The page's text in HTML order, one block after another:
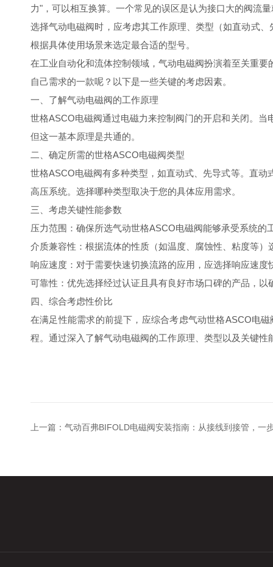
力"，可以相互换算。一个常见的误区是认为接口大的阀流
选择气动电磁阀时，应考虑其工作原理、类型（如直动式
根据具体使用场景来选定最合适的型号。
在工业自动化和流体控制领域，气动电磁阀扮演着至关重
自己需求的一款呢？以下是一些关键的考虑因素。
一、了解气动电磁阀的工作原理
世格ASCO电磁阀通过电磁力来控制阀门的开启和关闭。
但这一基本原理是共通的。
二、确定所需的世格ASCO电磁阀类型
世格ASCO电磁阀有多种类型，如直动式、先导式等。直
高压系统。选择哪种类型取决于您的具体应用需求。
三、考虑关键性能参数
压力范围：确保所选气动世格ASCO电磁阀能够承受系统的
介质兼容性：根据流体的性质（如温度、腐蚀性、粘度等）
响应速度：对于需要快速切换流路的应用，应选择响应速度
可靠性：优先选择经过认证且具有良好市场口碑的产品，以
四、综合考虑性价比
在满足性能需求的前提下，应综合考虑气动世格ASCO电
程。通过深入了解气动电磁阀的工作原理、类型以及关键
上一篇： 气动百弗BIFOLD电磁阀安装指南：从接线到接管，一